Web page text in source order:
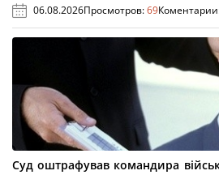
06.08.2026Просмотров:69
Суд оштрафував командира